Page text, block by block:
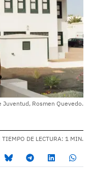
Juventud, Rosmen Quevedo.
TIEMPO DE LECTURA: 1 MIN.